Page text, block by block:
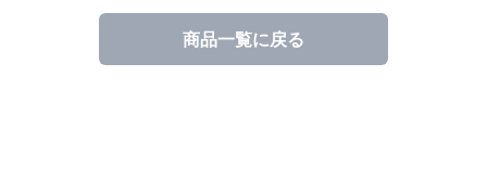
商品一覧に戻る